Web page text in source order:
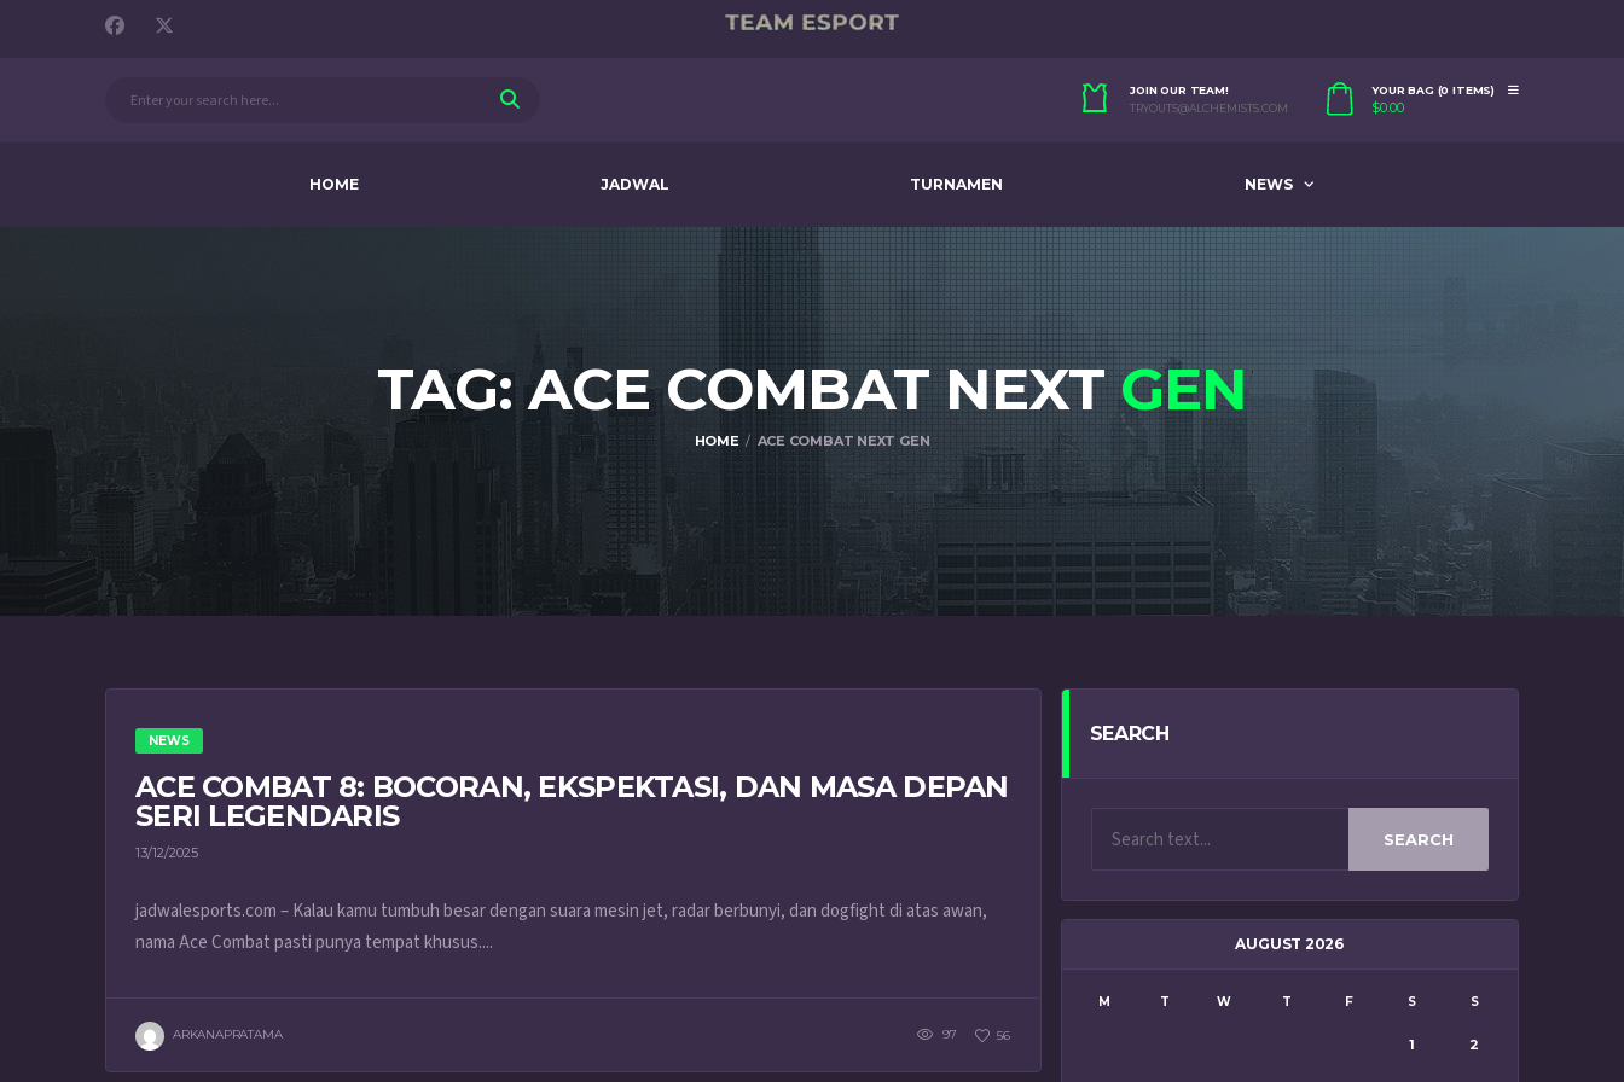
JOIN OUR TEAM!
TRYOUTS@ALCHEMISTS.COM
YOUR BAG (0 ITEMS)
$0.00
HOME JADWAL TURNAMEN NEWS
TAG: ACE COMBAT NEXTGEN
HOME ACE COMBAT NEXT GEN
NEWS
ACE COMBAT 8: BOCORAN, EKSPEKTASI, DAN MASA DEPAN
SERI LEGENDARIS
13/12/2025
jadwalesports.com – Kalau kamu tumbuh besar dengan suara mesin jet, radar berbunyi, dan dogfight di atas awan,
nama Ace Combat pasti punya tempat khusus....
ARKANAPRATAMA 97 56
SEARCH
SEARCH
AUGUST 2026
M T W T F S S
1 2